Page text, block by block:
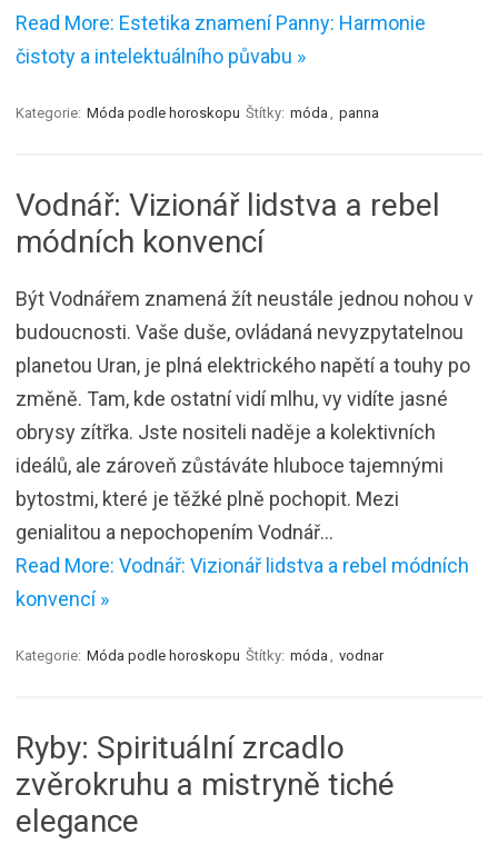
Read More: Estetika znamení Panny: Harmonie
čistoty a intelektuálního půvabu »
Kategorie: Móda podle horoskopu Štítky: móda panna
Vodnář: Vizionář lidstva a rebel
módních konvencí
Být Vodnářem znamená žít neustále jednou nohou v
budoucnosti. Vaše duše, ovládaná nevyzpytatelnou
planetou Uran, je plná elektrického napětí a touhy po
změně. Tam, kde ostatní vidí mlhu, vy vidíte jasné
obrysy zítřka. Jste nositeli naděje a kolektivních
ideálů, ale zároveň zůstáváte hluboce tajemnými
bytostmi, které je těžké plně pochopit. Mezi
genialitou a nepochopením Vodnář…
Read More: Vodnář: Vizionář lidstva a rebel módních
konvencí »
Kategorie: Móda podle horoskopu Štítky: móda vodnar
Ryby: Spirituální zrcadlo
zvěrokruhu a mistryně tiché
elegance